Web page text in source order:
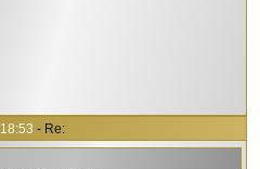
18:53 - Re: